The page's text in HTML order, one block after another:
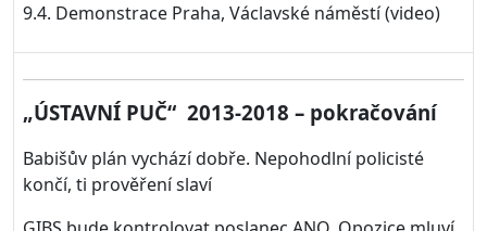
9.4. Demonstrace Praha, Václavské náměstí (video)
„ÚSTAVNÍ PUČ“ 2013-2018 – pokračování
Babišův plán vychází dobře. Nepohodlní policisté
končí, ti prověření slaví